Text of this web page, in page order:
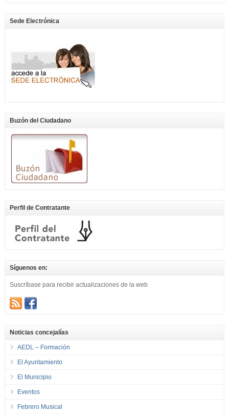
Sede Electrónica
Buzón del Ciudadano
Perfil de Contratante
Síguenos en:
Suscríbase para recibir actualizaciones de la web
Noticias concejalías
AEDL – Formación
El Ayuntamiento
El Municipio
Eventos
Febrero Musical